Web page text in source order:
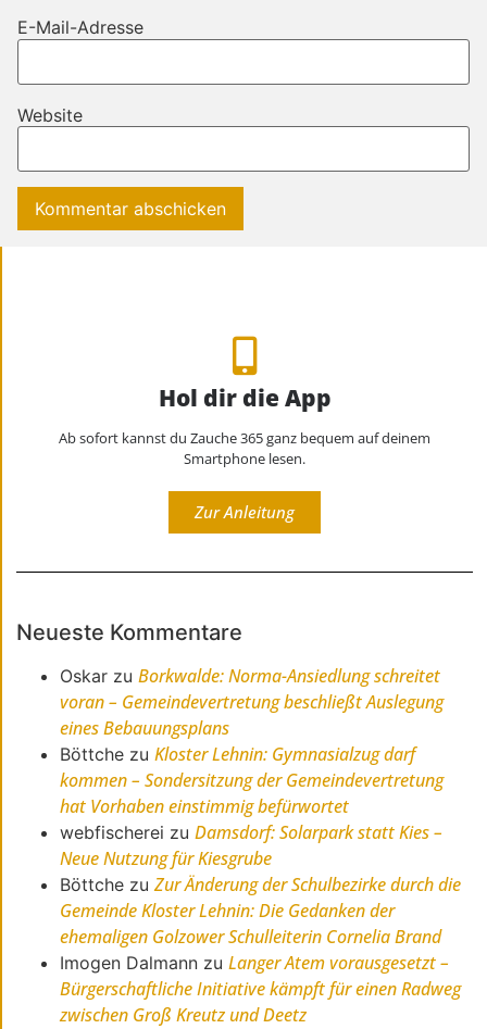
E-Mail-Adresse
Website
Hol dir die App
Ab sofort kannst du Zauche 365 ganz bequem auf deinem
Smartphone lesen.
Zur Anleitung
Neueste Kommentare
Oskar zuBorkwalde: Norma-Ansiedlung schreitet
voran – Gemeindevertretung beschließt Auslegung
eines Bebauungsplans
Böttche zuKloster Lehnin: Gymnasialzug darf
kommen – Sondersitzung der Gemeindevertretung
hat Vorhaben einstimmig befürwortet
webfischerei zuDamsdorf: Solarpark statt Kies –
Neue Nutzung für Kiesgrube
Böttche zuZur Änderung der Schulbezirke durch die
Gemeinde Kloster Lehnin: Die Gedanken der
ehemaligen Golzower Schulleiterin Cornelia Brand
Imogen Dalmann zuLanger Atem vorausgesetzt –
Bürgerschaftliche Initiative kämpft für einen Radweg
zwischen Groß Kreutz und Deetz